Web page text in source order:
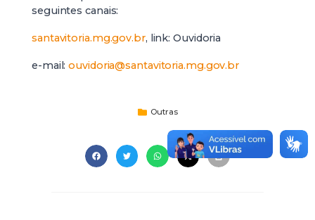
seguintes canais:
santavitoria.mg.gov.br, link: Ouvidoria
e-mail:ouvidoria@santavitoria.mg.gov.br
Outras